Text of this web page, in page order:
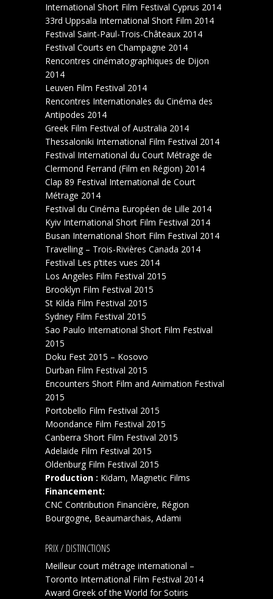
International Short Film Festival Cyprus 2014
33rd Uppsala International Short Film 2014
Festival Saint-Paul-Trois-Châteaux 2014
Festival Courts en Champagne 2014
Rencontres cinématographiques de Dijon
2014
Leuven Film Festival 2014
Rencontres Internationales du Cinéma des
Antipodes 2014
Greek Film Festival of Australia 2014
Thessaloniki International Film Festival 2014
Festival International du Court Métrage de
Clermond Ferrand (Film en Région) 2014
Clap 89 Festival International de Court
Métrage 2014
Festival du Cinéma Européen de Lille 2014
Kyiv International Short Film Festival 2014
Busan International Short Film Festival 2014
Travelling – Trois-Rivières Canada 2014
Festival Les p’tites vues 2014
Los Angeles Film Festival 2015
Brooklyn Film Festival 2015
St Kilda Film Festival 2015
Sydney Film Festival 2015
Sao Paulo International Short Film Festival
2015
Doku Fest 2015 – Kosovo
Durban Film Festival 2015
Encounters Short Film and Animation Festival
2015
Portobello Film Festival 2015
Moondance Film Festival 2015
Canberra Short Film Festival 2015
Adelaide Film Festival 2015
Oldenburg Film Festival 2015
Production : Kidam, Magnetic Films
Financement:
CNC Contribution Financière, Région
Bourgogne, Beaumarchais, Adami
PRIX / DISTINCTIONS
Meilleur court métrage international –
Toronto International Film Festival 2014
Award Greek of the World for Sotiris